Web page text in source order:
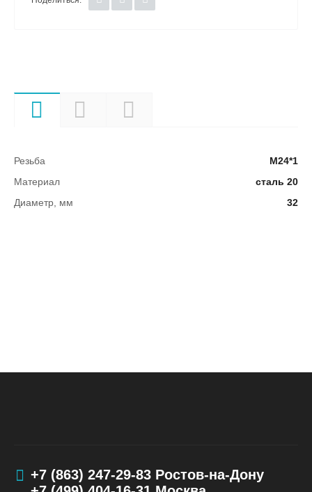
Резьба
М24*1
Материал
сталь 20
Диаметр, мм
32
+7 (863) 247-29-83Ростов-на-Дону